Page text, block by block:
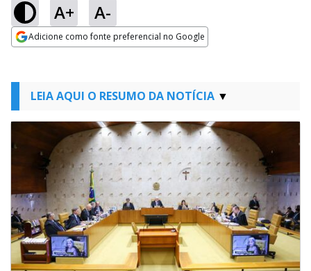
A+ A-
Adicione como fonte preferencial no Google
LEIA AQUI O RESUMO DA NOTÍCIA